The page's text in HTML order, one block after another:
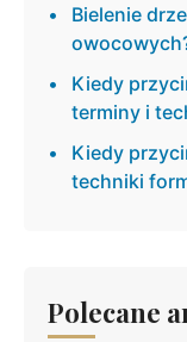
Bielenie
Kiedy
terminy i
Kiedy
techniki
Polecane